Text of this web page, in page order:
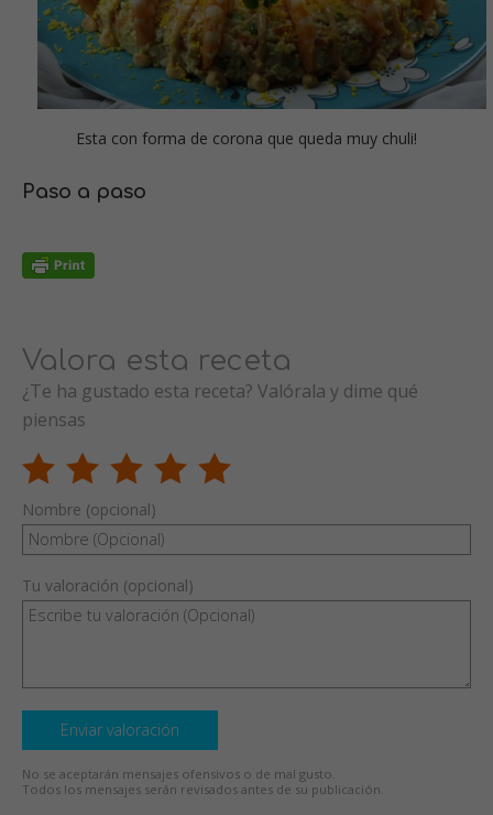
Esta con forma de corona que queda muy chuli!
Paso a paso
Valora esta receta
¿Te ha gustado esta receta? Valórala y dime qué
piensas
Nombre (opcional)
Tu valoración (opcional)
Enviar valoración
No se aceptarán mensajes ofensivos o de mal gusto.
Todos los mensajes serán revisados antes de su publicación.